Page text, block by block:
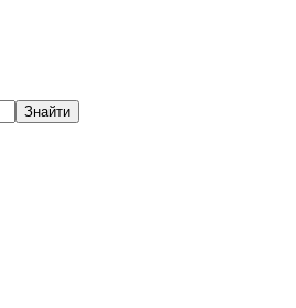
Знайти